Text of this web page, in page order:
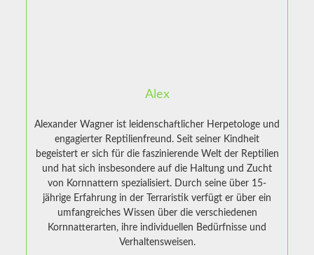
Alex
Alexander Wagner ist leidenschaftlicher Herpetologe und
engagierter Reptilienfreund. Seit seiner Kindheit
begeistert er sich für die faszinierende Welt der Reptilien
und hat sich insbesondere auf die Haltung und Zucht
von Kornnattern spezialisiert. Durch seine über 15-
jährige Erfahrung in der Terraristik verfügt er über ein
umfangreiches Wissen über die verschiedenen
Kornnatterarten, ihre individuellen Bedürfnisse und
Verhaltensweisen.